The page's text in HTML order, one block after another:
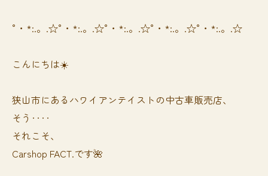
°・*:.。.☆°・*:.。.☆°・*:.。.☆°・*:.。.☆°・*:.。.☆
こんにちは☀️
狭山市にあるハワイアンテイストの中古車販売店、
そう‥‥
それこそ、
Carshop FACT.です🌺